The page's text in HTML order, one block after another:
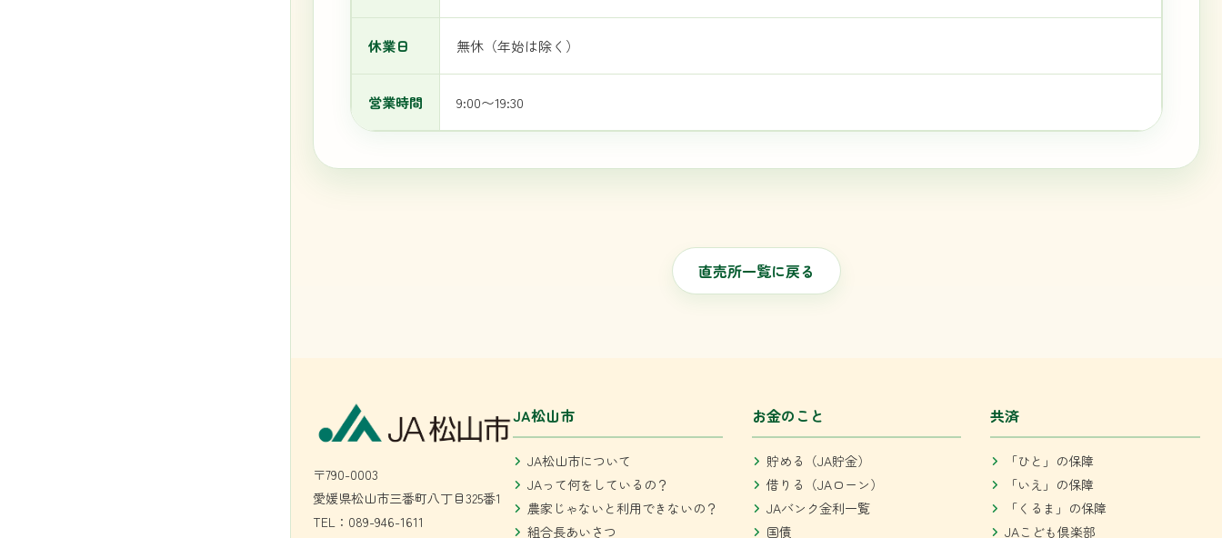
休業日 無休（年始は除く）
営業時間 9:00〜19:30
直売所一覧に戻る
〒790-0003
愛媛県松山市三番町八丁目325番1
TEL：089-946-1611
JA松山市
JA松山市について
JAって何をしているの？
農家じゃないと利用できないの？
組合長あいさつ
お金のこと
貯める（JA貯金）
借りる（JAローン）
JAバンク金利一覧
国債
共済
「ひと」の保障
「いえ」の保障
「くるま」の保障
JAこども倶楽部